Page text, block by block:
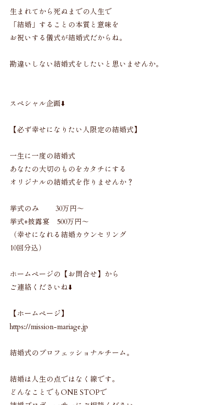
生まれてから死ぬまでの人生で
「結婚」することの本質と意味を
お祝いする儀式が結婚式だからね。
勘違いしない結婚式をしたいと思いませんか。
スペシャル企画⬇️
【必ず幸せになりたい人限定の結婚式】
一生に一度の結婚式
あなたの大切のものをカタチにする
オリジナルの結婚式を作りませんか？
挙式のみ 30万円〜
挙式+披露宴 500万円〜
（幸せになれる結婚カウンセリング
10回分込）
ホームページの【お問合せ】から
ご連絡くださいね⬇️
【ホームページ】
https://mission-mariage.jp
結婚式のプロフェッショナルチーム。
結婚は人生の点ではなく線です。
どんなことでもONE STOPで